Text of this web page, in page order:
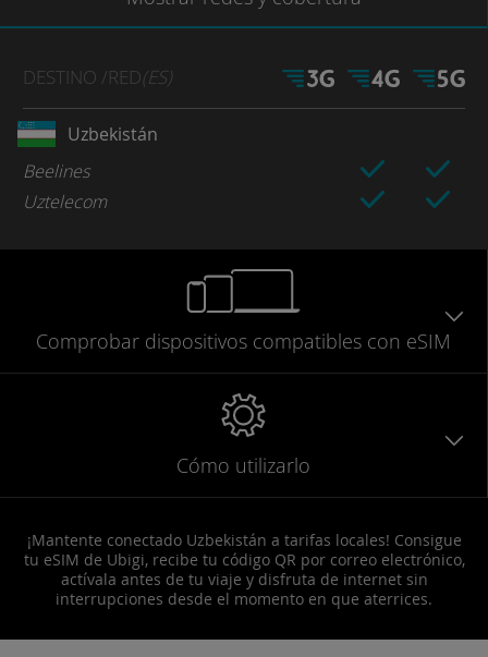
DESTINO /RED(ES)
Uzbekistán
Beelines
Uztelecom
Comprobar dispositivos compatibles con eSIM
Cómo utilizarlo
¡Mantente conectado Uzbekistán a tarifas locales! Consigue
tu eSIM de Ubigi, recibe tu código QR por correo electrónico,
actívala antes de tu viaje y disfruta de internet sin
interrupciones desde el momento en que aterrices.